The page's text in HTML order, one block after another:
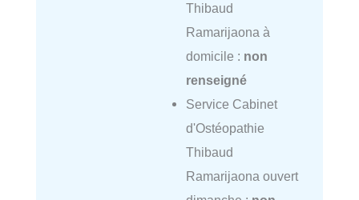
Thibaud
Ramarijaona à
domicile : non
renseigné
Service Cabinet
d'Ostéopathie
Thibaud
Ramarijaona ouvert